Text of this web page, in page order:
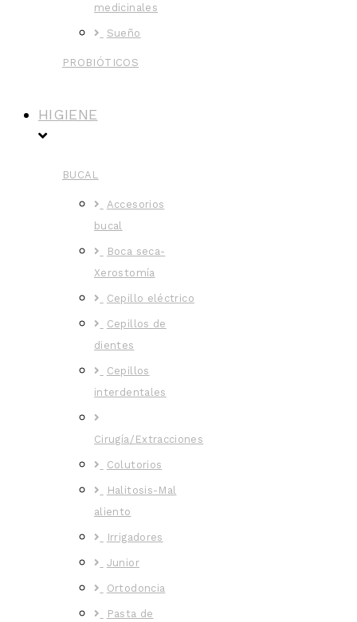
medicinales
Sueño
PROBIÓTICOS
HIGIENE
BUCAL
Accesorios
bucal
Boca seca-
Xerostomía
Cepillo eléctrico
Cepillos de
dientes
Cepillos
interdentales
Cirugía/Extracciones
Colutorios
Halitosis-Mal
aliento
Irrigadores
Junior
Ortodoncia
Pasta de